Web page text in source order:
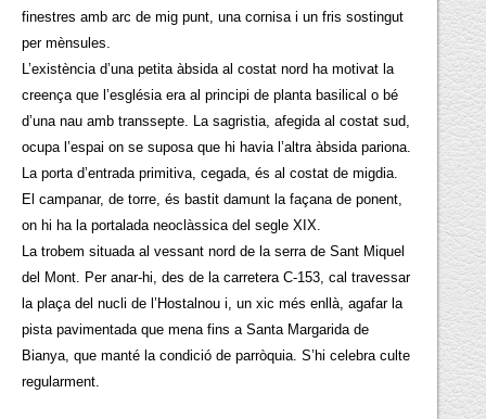
finestres amb arc de mig punt, una cornisa i un fris sostingut
per mènsules.
L’existència d’una petita àbsida al costat nord ha motivat la
creença que l’església era al principi de planta basilical o bé
d’una nau amb transsepte. La sagristia, afegida al costat sud,
ocupa l’espai on se suposa que hi havia l’altra àbsida pariona.
La porta d’entrada primitiva, cegada, és al costat de migdia.
El campanar, de torre, és bastit damunt la façana de ponent,
on hi ha la portalada neoclàssica del segle XIX.
La trobem situada al vessant nord de la serra de Sant Miquel
del Mont. Per anar-hi, des de la carretera C-153, cal travessar
la plaça del nucli de l’Hostalnou i, un xic més enllà, agafar la
pista pavimentada que mena fins a Santa Margarida de
Bianya, que manté la condició de parròquia. S’hi celebra culte
regularment.